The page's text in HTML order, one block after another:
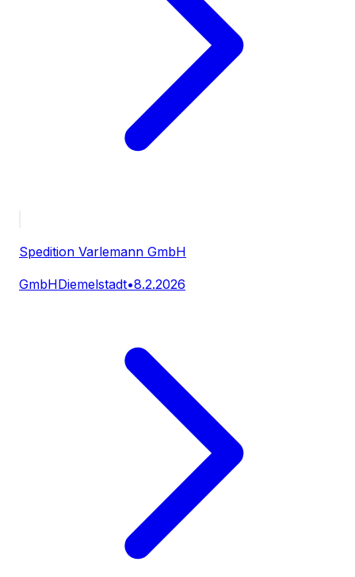
Spedition Varlemann GmbH
GmbHDiemelstadt•8.2.2026